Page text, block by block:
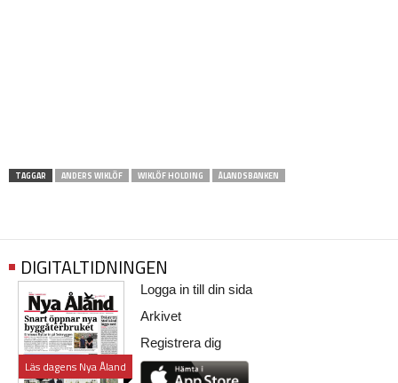
TAGGAR ANDERS WIKLÖF WIKLÖF HOLDING ÅLANDSBANKEN
DIGITALTIDNINGEN
Läs dagens Nya Åland
Logga in till din sida
Arkivet
Registrera dig